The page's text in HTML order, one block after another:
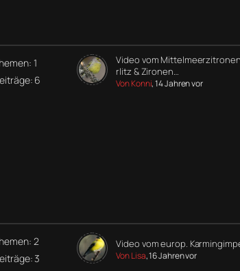
1
6
Video vom
rlitz & Zironen…
Von Konni, 14 Jahren vor
2
3
Video vom europ.
Von Lisa, 16 Jahren vor